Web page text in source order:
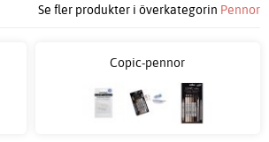
Se fler produkter i överkategorin Pennor
Copic-pennor